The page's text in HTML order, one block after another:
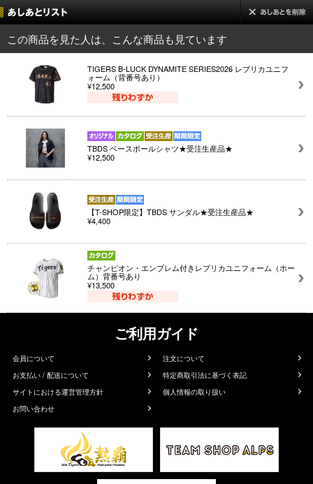
この商品を見た人は、こんな商品も見ています
TIGERS B-LUCK DYNAMITE SERIES2026 レプリカユニフ
ォーム（背番号あり）
¥12,500
TBDS ベースボールシャツ★受注生産品★
¥12,500
【T-SHOP限定】TBDS サンダル★受注生産品★
¥4,400
チャンピオン・エンブレム付きレプリカユニフォーム（ホー
ム）背番号あり
¥13,500
ご利用ガイド
会員について
注文について
お支払い / 配送について
特定商取引法に基づく表記
サイトにおける運営管理方針
個人情報の取り扱い
お問い合わせ